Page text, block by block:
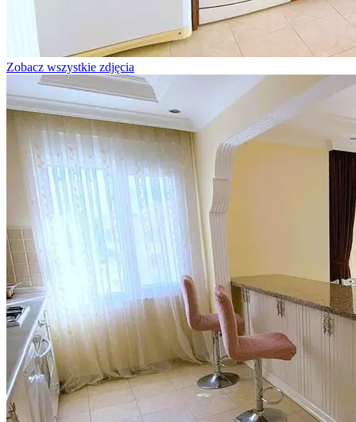
Zobacz wszystkie zdjęcia